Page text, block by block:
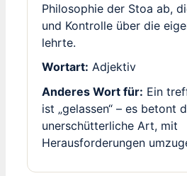
Philosophie der Stoa ab,
und Kontrolle über die
lehrte.
Wortart: Adjektiv
Anderes Wort für: Ein
ist „gelassen“ – es betont
unerschütterliche Art, mit
Herausforderungen